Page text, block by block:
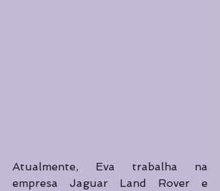
Atualmente, Eva trabalha na
empresa Jaguar Land Rover e